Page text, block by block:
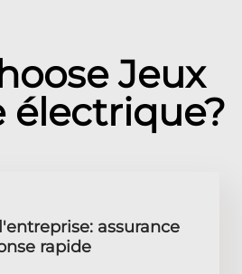
Jeux
électrique?
assurance
rapide